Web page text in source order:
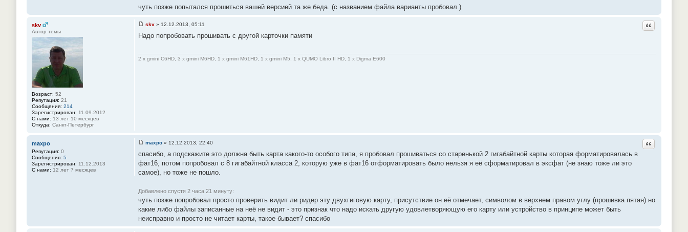
и
1
3
чуть позже попытался прошиться вашей версией та же беда. (с названием файла варианты пробовал.)
skv
Автор темы
Возраст: 52
Репутация: 21
Сообщения: 214
Зарегистрирован: 11.09.2012
С нами: 13 лет 10 месяцев
Откуда: Санкт-Петербург
Ответить с
о
о
щ
е
skv » 12.12.2013, 05:11
Надо попробовать прошивать с другой карточки памяти
2 x gmini C6HD, 3 x gmini M6HD, 1 x gmini M61HD, 1 x gmini M5, 1 x QUMO Libro II HD, 1 x Digma E600
maxpo
Репутация: 0
Сообщения: 5
Зарегистрирован: 11.12.2013
С нами: 12 лет 7 месяцев
Ответить с
о
б
щ
и
#
1
5
maxpo » 12.12.2013, 22:40
спасибо, а подскажите это должна быть карта какого-то особого типа, я пробовал прошиваться со старенькой 2 гигабайтной карты которая форматировалась в
фат16, потом попробовал с 8 гигабайтной класса 2, которую уже в фат16 отформатировать было нельзя я её сформатировал в эксфат (не знаю тоже ли это
самое), но тоже не пошло.
Добавлено спустя 2 часа 21 минуту:
чуть позже попробовал просто проверить видит ли ридер эту двухгиговую карту, присутствие он её отмечает, символом в верхнем правом углу (прошивка пятая) но
какие либо файлы записанные на неё не видит - это признак что надо искать другую удовлетворяющую его карту или устройство в принципе может быть
неисправно и просто не читает карты, такое бывает? спасибо